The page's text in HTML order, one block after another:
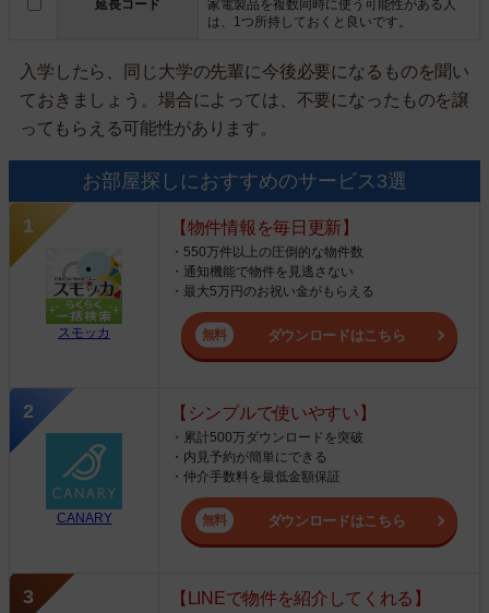
延長コード
家電製品を複数同時に使う可能性がある人
は、1つ所持しておくと良いです。
入学したら、同じ大学の先輩に今後必要になるものを聞い
ておきましょう。場合によっては、不要になったものを譲
ってもらえる可能性があります。
お部屋探しにおすすめのサービス3選
スモッカ
【物件情報を毎日更新】
・550万件以上の圧倒的な物件数
・通知機能で物件を見逃さない
・最大5万円のお祝い金がもらえる
ダウンロードはこちら
CANARY
【シンプルで使いやすい】
・累計500万ダウンロードを突破
・内見予約が簡単にできる
・仲介手数料を最低金額保証
ダウンロードはこちら
【LINEで物件を紹介してくれる】